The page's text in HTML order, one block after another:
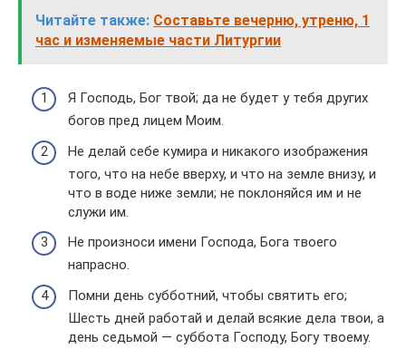
Читайте также: Составьте вечерню, утреню, 1
час и изменяемые части Литургии
Я Господь, Бог твой; да не будет у тебя других
богов пред лицем Моим.
Не делай себе кумира и никакого изображения
того, что на небе вверху, и что на земле внизу, и
что в воде ниже земли; не поклоняйся им и не
служи им.
Не произноси имени Господа, Бога твоего
напрасно.
Помни день субботний, чтобы святить его;
Шесть дней работай и делай всякие дела твои, а
день седьмой — суббота Господу, Богу твоему.